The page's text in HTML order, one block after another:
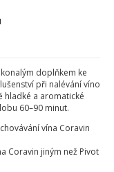
doplňkem ke
při nalévání víno
hladké a aromatické
60–90 minut.
vína Coravin
Coravin jiným než Pivot